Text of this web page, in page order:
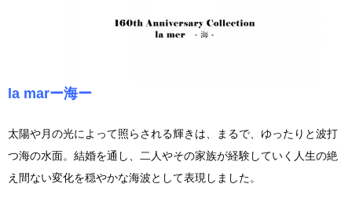
la marー海ー
太陽や月の光によって照らされる輝きは、まるで、ゆったりと波打
つ海の水面。結婚を通し、二人やその家族が経験していく人生の絶
え間ない変化を穏やかな海波として表現しました。